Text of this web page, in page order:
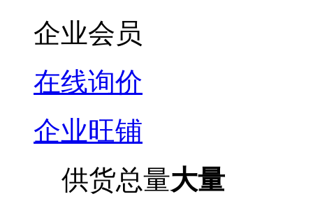
企业会员
在线询价
企业旺铺
供货总量大量